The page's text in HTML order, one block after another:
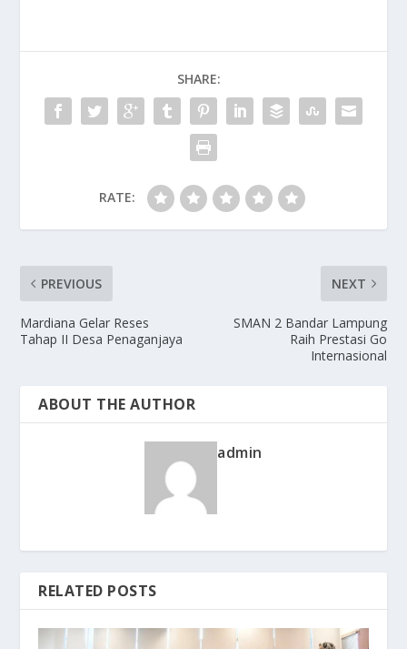
SHARE:
RATE:
PREVIOUS
Mardiana Gelar Reses
Tahap II Desa Penaganjaya
NEXT
SMAN 2 Bandar Lampung
Raih Prestasi Go
Internasional
ABOUT THE AUTHOR
admin
RELATED POSTS